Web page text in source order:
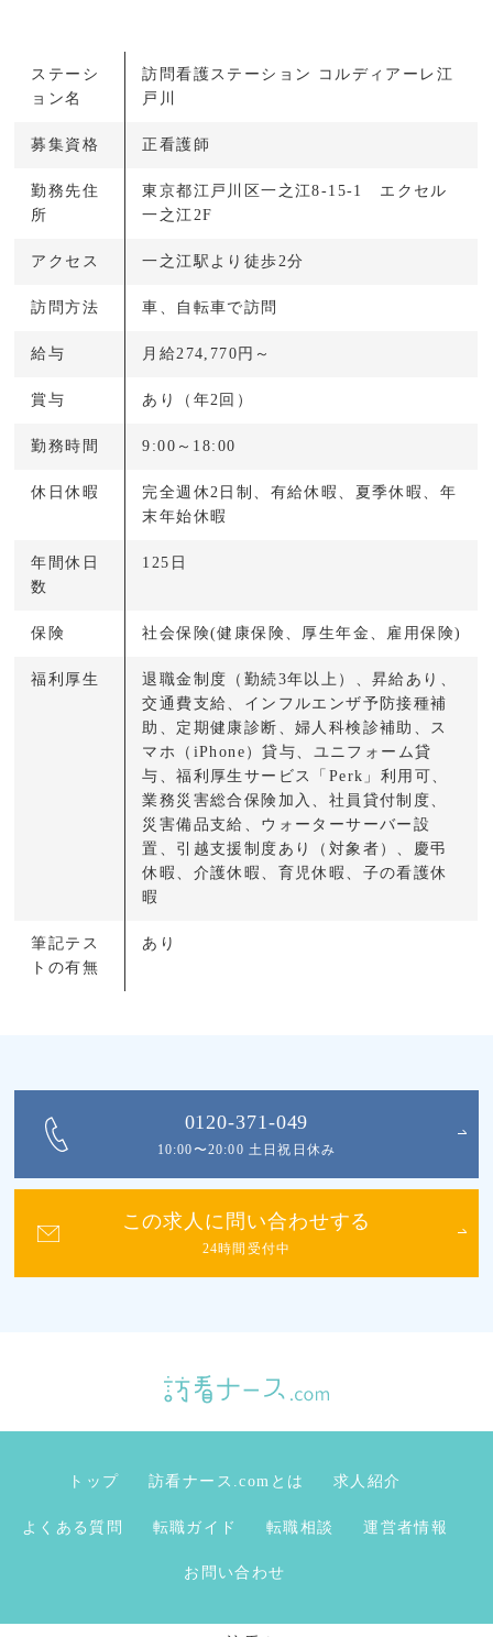
ステーシ
ョン名
訪問看護ステーション コルディアーレ江
戸川
募集資格 正看護師
勤務先住
所
東京都江戸川区一之江8-15-1 エクセル
一之江2F
アクセス 一之江駅より徒歩2分
訪問方法 車、自転車で訪問
給与 月給274,770円～
賞与 あり（年2回）
勤務時間 9:00～18:00
休日休暇
完全週休2日制、有給休暇、夏季休暇、年
末年始休暇
年間休日
数
125日
保険 社会保険(健康保険、厚生年金、雇用保険)
福利厚生
退職金制度（勤続3年以上）、昇給あり、
交通費支給、インフルエンザ予防接種補
助、定期健康診断、婦人科検診補助、ス
マホ（iPhone）貸与、ユニフォーム貸
与、福利厚生サービス「Perk」利用可、
業務災害総合保険加入、社員貸付制度、
災害備品支給、ウォーターサーバー設
置、引越支援制度あり（対象者）、慶弔
休暇、介護休暇、育児休暇、子の看護休
暇
筆記テス
トの有無
あり
0120-371-049
10:00〜20:00 土日祝日休み
この求人に問い合わせする
24時間受付中
トップ 訪看ナース.comとは 求人紹介
よくある質問 転職ガイド 転職相談 運営者情報
お問い合わせ